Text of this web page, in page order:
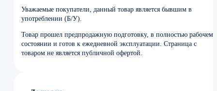
Уважаемые покупатели, данный товар является бывшим в
употреблении (Б/У).
Товар прошел предпродажную подготовку, в полностью рабочем
состоянии и готов к ежедневной эксплуатации. Страница с
товаром не является публичной офертой.